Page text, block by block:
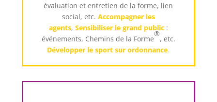
évaluation et entretien de la forme, lien
social, etc. Accompagner les
agents, Sensibiliser le grand public:
événements, Chemins de la Forme
®
, etc.
Développer le sport sur ordonnance.